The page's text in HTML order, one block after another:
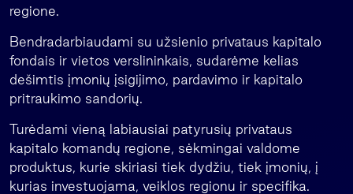
regione.
Bendradarbiaudami su užsienio privataus kapitalo
fondais ir vietos verslininkais, sudarėme kelias
dešimtis įmonių įsigijimo, pardavimo ir kapitalo
pritraukimo sandorių.
Turėdami vieną labiausiai patyrusių privataus
kapitalo komandų regione, sėkmingai valdome
produktus, kurie skiriasi tiek dydžiu, tiek įmonių, į
kurias investuojama, veiklos regionu ir specifika.